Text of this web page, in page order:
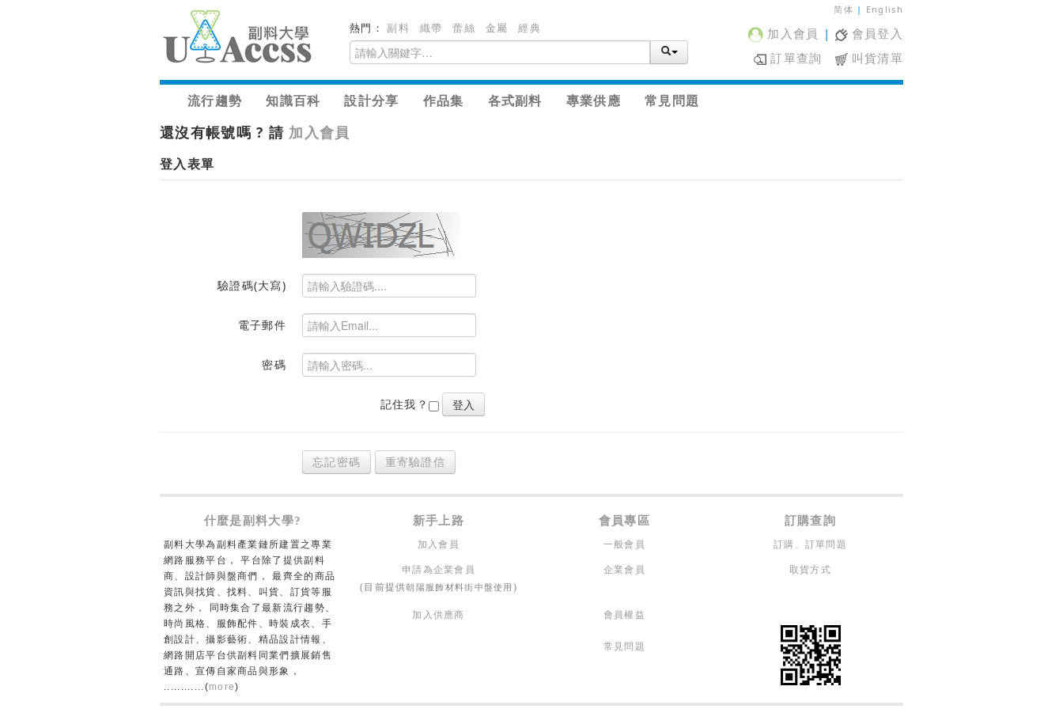
熱門：副料 織帶 蕾絲 金屬 經典
简体 | English
加入會員 |
會員登入
訂單查詢
叫貨清單
流行趨勢 知識百科 設計分享 作品集 各式副料 專業供應 常見問題
還沒有帳號嗎 ? 請 加入會員
登入表單
驗證碼(大寫)
電子郵件
密碼
記住我？
忘記密碼 重寄驗證信
什麼是副料大學? 新手上路 會員專區 訂購查詢
副料大學為副料產業鏈所建置之專業
網路服務平台， 平台除了提供副料
商、設計師與盤商們， 最齊全的商品
資訊與找貨、找料、叫貨、訂貨等服
務之外， 同時集合了最新流行趨勢、
時尚風格、服飾配件、時裝成衣、手
創設計、攝影藝術、精品設計情報、
網路開店平台供副料同業們擴展銷售
通路、宣傳自家商品與形象，
............(more)
加入會員 一般會員 訂購、訂單問題
申請為企業會員
(目前提供朝陽服飾材料街中盤使用 )
企業會員 取貨方式
加入供應商 會員權益
常見問題